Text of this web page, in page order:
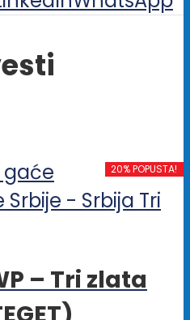
20% POPUSTA!
– Tri zlata